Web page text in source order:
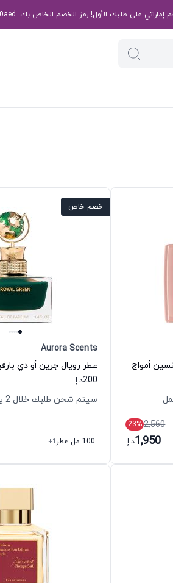
أمواج
2,560
23%
1,950د.إ.
خصم خاص
Aurora Scents
200د.إ.
سيتم شحن طلبك خلال 2 يوم عمل
100 مل عطر
+1